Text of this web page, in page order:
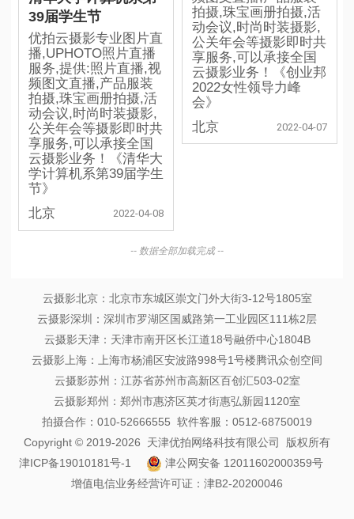
39届学生节
优拍云摄影专业图片直
播,UPHOTO照片直播
服务,提供:照片直播,视
频图文直播,产品服装
拍摄,珠宝画册拍摄,活
动会议,时尚时装摄影,
公关年会等摄影即时共
享服务,可以承接全国
云摄影业务！《清华大
学计算机系第39届学生
节》
北京
2022-04-08
拍摄,珠宝画册拍摄,活
动会议,时尚时装摄影,
公关年会等摄影即时共
享服务,可以承接全国
云摄影业务！《创业邦
2022女性领导力峰
会》
北京
2022-04-07
-- 数据全部加载完成 --
云摄影北京：北京市东城区崇文门外大街3-12号1805室
云摄影深圳：深圳市罗湖区国威路第一工业园区111栋2层
云摄影天津：天津市南开区长江道18号融侨中心1804B
云摄影上海：上海市杨浦区安波路998号1号楼腾讯众创空间
云摄影苏州：江苏省苏州市高新区百创汇503-02室
云摄影郑州：郑州市惠济区英才街惠弘新园1120室
拍摄合作：010-52666555 软件客服：0512-68750019
Copyright © 2019-2026 天津优拍网络科技有限公司 版权所有
津ICP备19010181号-1
津公网安备 12011602000359号
增值电信业务经营许可证：津B2-20200046